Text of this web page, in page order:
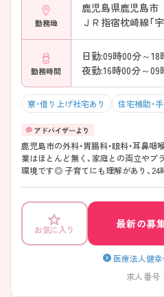
勤務地
鹿児島県鹿児島市
ＪＲ指宿枕崎線「
勤務時間
日勤:09時00分～18
夜勤:16時00分～09
寮・借り上げ社宅あり 住宅補助・
鹿児島市の外科・胃腸科・眼科・耳鼻
業はほとんど無く、家庭との両立やプ
環境です◎ 子育てにも理解があり、
だきます☆
お気に入り
最新の募
医療法人健
求人番号